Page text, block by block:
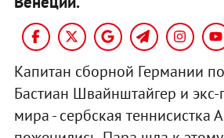
Капитан сборной Германии
Бастиан Швайнштайгер и экс-
мира - сербская теннисистка